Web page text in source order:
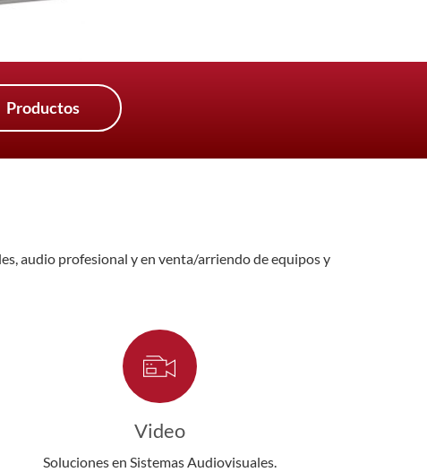
Productos
audio profesional y en venta/arriendo de equipos y
Video
Soluciones en Sistemas Audiovisuales.